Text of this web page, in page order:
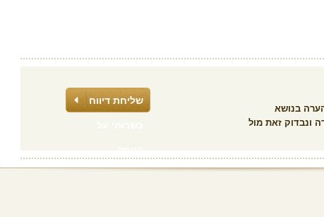
בנושא
ונבדוק זאת מול
שליחת דיווח